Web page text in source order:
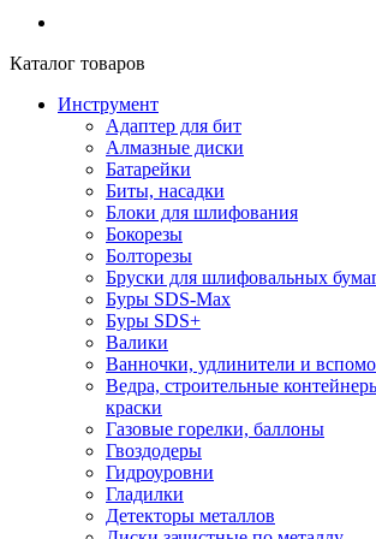
Каталог товаров
Инструмент
Адаптер для бит
Алмазные диски
Батарейки
Биты, насадки
Блоки для шлифования
Бокорезы
Болторезы
Бруски для шлифовальных
Буры SDS-Max
Буры SDS+
Валики
Ванночки, удлинители и
Ведра, строительные
краски
Газовые горелки, баллоны
Гвоздодеры
Гидроуровни
Гладилки
Детекторы металлов